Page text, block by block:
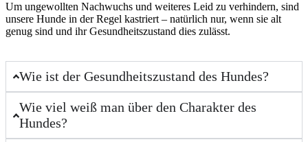
Um ungewollten Nachwuchs und weiteres Leid zu verhindern, sind
unsere Hunde in der Regel kastriert – natürlich nur, wenn sie alt
genug sind und ihr Gesundheitszustand dies zulässt.
Wie ist der Gesundheitszustand des Hundes?
Wie viel weiß man über den Charakter des
Hundes?